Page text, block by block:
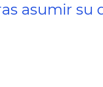
asumir su